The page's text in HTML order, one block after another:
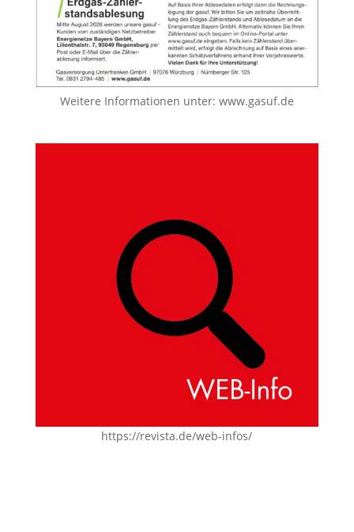
Weitere Informationen unter: www.gasuf.de
https://revista.de/web-infos/